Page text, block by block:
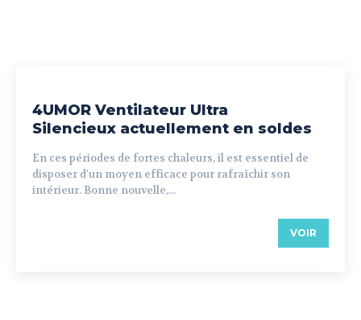
4UMOR Ventilateur Ultra
Silencieux actuellement en soldes
En ces périodes de fortes chaleurs, il est essentiel de
disposer d'un moyen efficace pour rafraîchir son
intérieur. Bonne nouvelle,...
VOIR